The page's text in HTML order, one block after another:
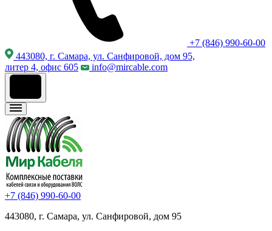
+7 (846) 990-60-00
443080, г. Самара, ул. Санфировой, дом 95,
литер 4, офис 605
info@mircable.com
+7 (846) 990-60-00
443080, г. Самара, ул. Санфировой, дом 95